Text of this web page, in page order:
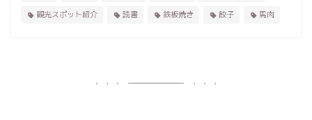
観光スポット紹介
読書 鉄板焼き 餃子 馬肉